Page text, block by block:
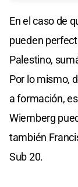
En el caso de
pueden
Palestino,
Por lo mismo,
a formación,
Wiemberg
también
Sub 20.